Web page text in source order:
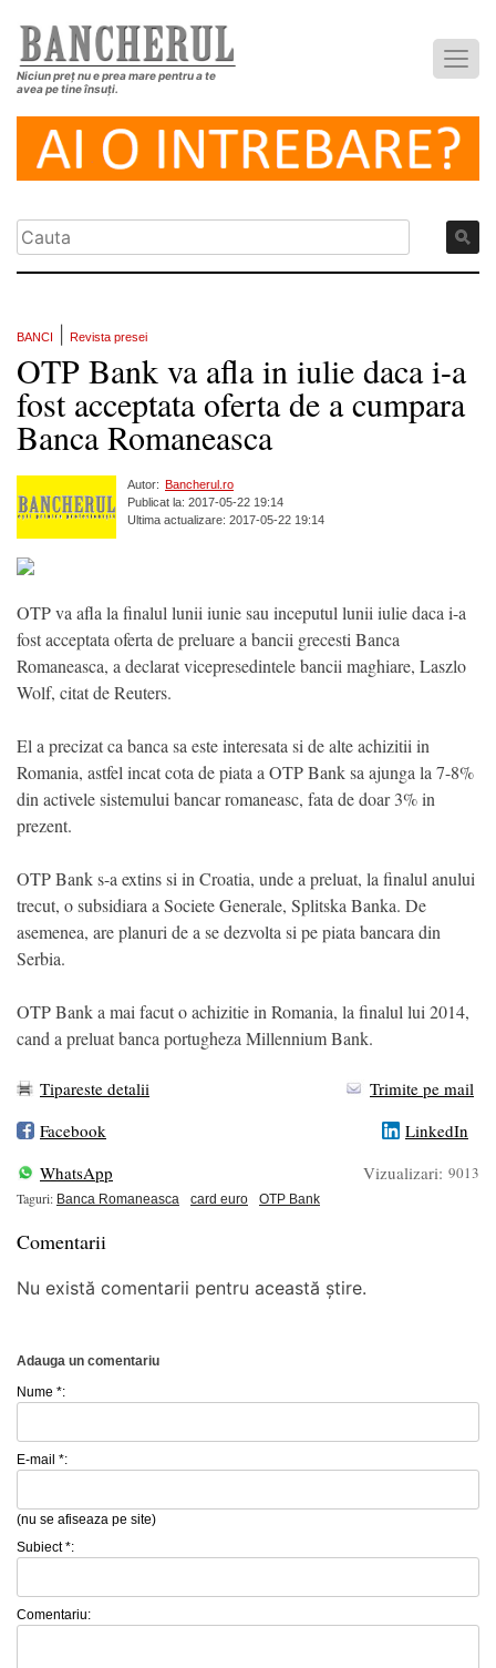
Niciun preț nu e prea mare pentru a te
avea pe tine însuți.
BANCI Revista presei
OTP Bank va afla in iulie daca i-a
fost acceptata oferta de a cumpara
Banca Romaneasca
Autor: Bancherul.ro
Publicat la: 2017-05-22 19:14
Ultima actualizare: 2017-05-22 19:14
OTP va afla la finalul lunii iunie sau inceputul lunii iulie daca i-a
fost acceptata oferta de preluare a bancii grecesti Banca
Romaneasca, a declarat vicepresedintele bancii maghiare, Laszlo
Wolf, citat de Reuters.
El a precizat ca banca sa este interesata si de alte achizitii in
Romania, astfel incat cota de piata a OTP Bank sa ajunga la 7-8%
din activele sistemului bancar romaneasc, fata de doar 3% in
prezent.
OTP Bank s-a extins si in Croatia, unde a preluat, la finalul anului
trecut, o subsidiara a Societe Generale, Splitska Banka. De
asemenea, are planuri de a se dezvolta si pe piata bancara din
Serbia.
OTP Bank a mai facut o achizitie in Romania, la finalul lui 2014,
cand a preluat banca portugheza Millennium Bank.
Tipareste detalii
Trimite pe mail
Facebook
LinkedIn
WhatsApp
Vizualizari: 9013
Taguri: Banca Romaneasca card euro OTP Bank
Comentarii
Nu există comentarii pentru această știre.
Adauga un comentariu
Nume *:
E-mail *:
(nu se afiseaza pe site)
Subiect *:
Comentariu: